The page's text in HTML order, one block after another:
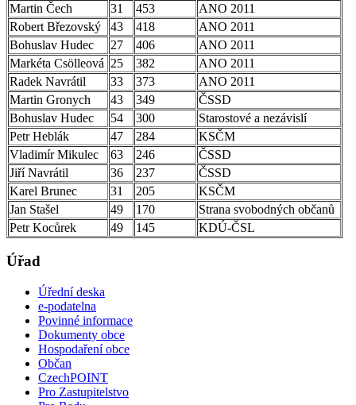
Martin Čech
31 453
ANO 2011
Robert Březovský
43 418
ANO 2011
Bohuslav Hudec
27 406
ANO 2011
Markéta Csölleová 25 382
ANO 2011
Radek Navrátil
33 373
ANO 2011
Martin Gronych
43 349
ČSSD
Bohuslav Hudec
54 300
Starostové a nezávislí
Petr Heblák
47 284
KSČM
Vladimír Mikulec
63 246
ČSSD
Jiří Navrátil
36 237
ČSSD
Karel Brunec
31 205
KSČM
Jan Stašel
49 170
Strana svobodných občanů
Petr Kocůrek
49 145 KDÚ-ČSL
Úřad
Úřední deska
e-podatelna
Povinné informace
Dokumenty obce
Hospodaření obce
Občan
CzechPOINT
Pro Zastupitelstvo